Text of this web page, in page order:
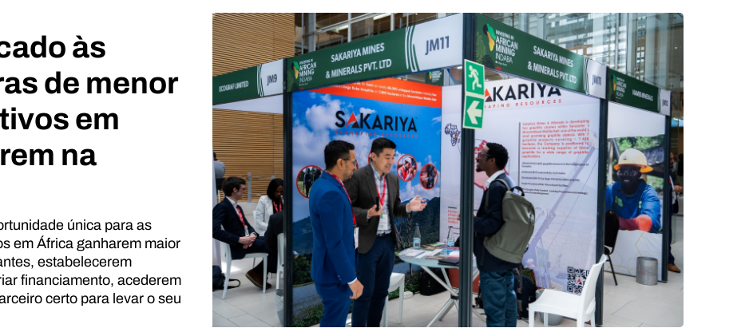
às
de menor
em
na
única para as
em África ganharem maior
estabelecerem
financiamento, acederem
certo para levar o seu